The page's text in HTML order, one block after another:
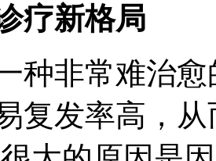
疗新格局
种非常难治
复发率高，